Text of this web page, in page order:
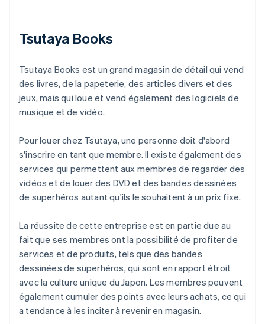
Tsutaya Books
Tsutaya Books est un grand magasin de détail qui vend
des livres, de la papeterie, des articles divers et des
jeux, mais qui loue et vend également des logiciels de
musique et de vidéo.
Pour louer chez Tsutaya, une personne doit d'abord
s'inscrire en tant que membre. Il existe également des
services qui permettent aux membres de regarder des
vidéos et de louer des DVD et des bandes dessinées
de superhéros autant qu'ils le souhaitent à un prix fixe.
La réussite de cette entreprise est en partie due au
fait que ses membres ont la possibilité de profiter de
services et de produits, tels que des bandes
dessinées de superhéros, qui sont en rapport étroit
avec la culture unique du Japon. Les membres peuvent
également cumuler des points avec leurs achats, ce qui
a tendance à les inciter à revenir en magasin.